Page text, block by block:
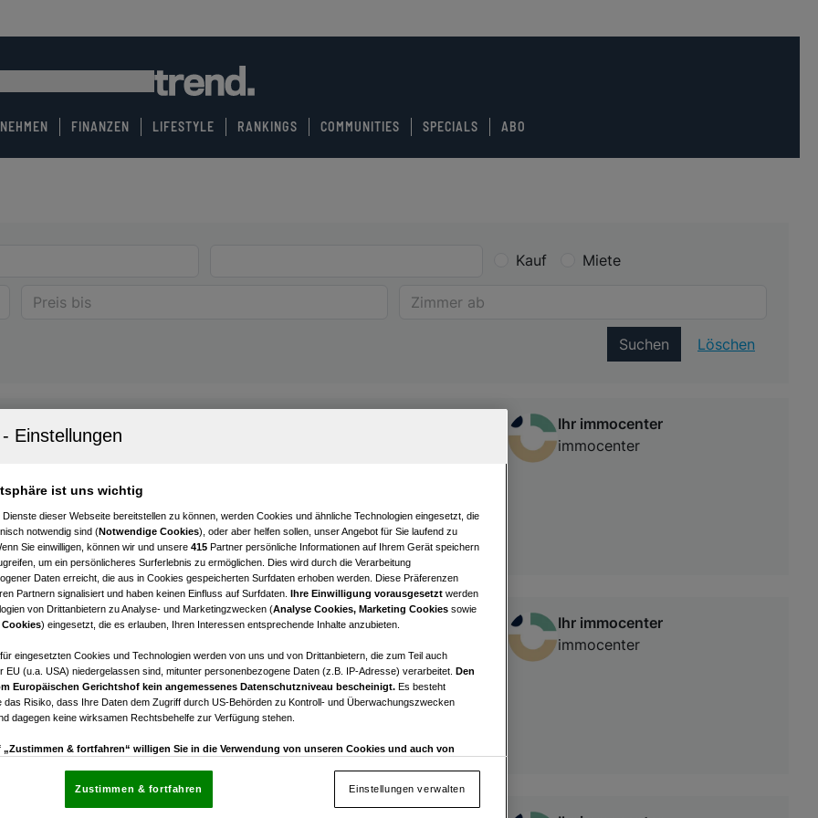
FINANZEN LIFESTYLE RANKINGS COMMUNITIES SPECIALS ABO
Kauf Miete
Suchen Löschen
2-Zimmerwohnung (Top W02) - Jenbach SONNJOCH
Zimmer
Ihr immocenter
immocenter
2
Zimmer
Ihr immocenter
immocenter
ist uns wichtig
Dienste dieser Webseite bereitstellen zu können, werden Cookies und ähnliche Technologien eingesetzt, die
notwendig sind (Notwendige Cookies), oder aber helfen sollen, unser Angebot für Sie laufend zu
Sie einwilligen, können wir und unsere 415 Partner persönliche Informationen auf Ihrem Gerät speichern
um ein persönlicheres Surferlebnis zu ermöglichen. Dies wird durch die Verarbeitung
Daten erreicht, die aus in Cookies gespeicherten Surfdaten erhoben werden. Diese Präferenzen
Partnern signalisiert und haben keinen Einfluss auf Surfdaten. Ihre Einwilligung vorausgesetzt werden
von Drittanbietern zu Analyse- und Marketingzwecken (Analyse Cookies, Marketing Cookies sowie
) eingesetzt, die es erlauben, Ihren Interessen entsprechende Inhalte anzubieten.
eingesetzten Cookies und Technologien werden von uns und von Drittanbietern, die zum Teil auch
EU (u.a. USA) niedergelassen sind, mitunter personenbezogene Daten (z.B. IP-Adresse) verarbeitet. Den
Europäischen Gerichtshof kein angemessenes Datenschutzniveau bescheinigt. Es besteht
das Risiko, dass Ihre Daten dem Zugriff durch US-Behörden zu Kontroll- und Überwachungszwecken
dagegen keine wirksamen Rechtsbehelfe zur Verfügung stehen.
„Zustimmen & fortfahren“ willigen Sie in die Verwendung von unseren Cookies und auch von
die sich auf jeder Seite unten im Footer befinden.
Einstellungen verwalten
Zustimmen & fortfahren